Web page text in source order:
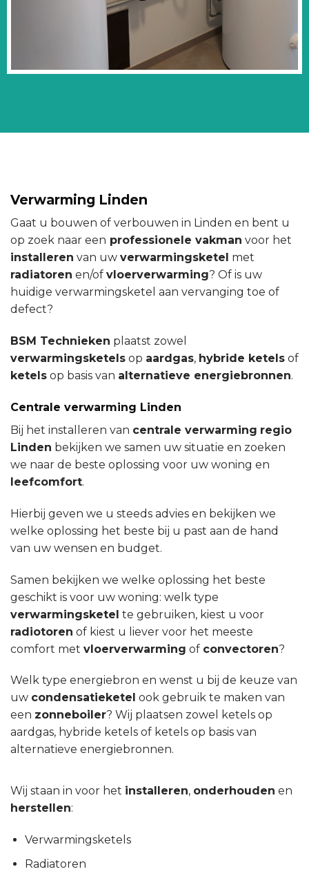
Verwarming Linden
Gaat u bouwen of verbouwen in Linden en bent u
op zoek naar een professionele vakman voor het
installeren van uw verwarmingsketel met
radiatoren en/of vloerverwarming? Of is uw
huidige verwarmingsketel aan vervanging toe of
defect?
BSM Technieken plaatst zowel
verwarmingsketels op aardgas, hybride ketels of
ketels op basis van alternatieve energiebronnen.
Centrale verwarming Linden
Bij het installeren van centrale verwarming regio
Linden bekijken we samen uw situatie en zoeken
we naar de beste oplossing voor uw woning en
leefcomfort.
Hierbij geven we u steeds advies en bekijken we
welke oplossing het beste bij u past aan de hand
van uw wensen en budget.
Samen bekijken we welke oplossing het beste
geschikt is voor uw woning: welk type
verwarmingsketel te gebruiken, kiest u voor
radiotoren of kiest u liever voor het meeste
comfort met vloerverwarming of convectoren?
Welk type energiebron en wenst u bij de keuze van
uw condensatieketel ook gebruik te maken van
een zonneboiler? Wij plaatsen zowel ketels op
aardgas, hybride ketels of ketels op basis van
alternatieve energiebronnen.
Wij staan in voor het installeren, onderhouden en
herstellen:
Verwarmingsketels
Radiatoren